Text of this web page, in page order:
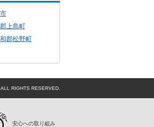
上島町
郡松野町
RIGHTS RESERVED.
安心への取り組み